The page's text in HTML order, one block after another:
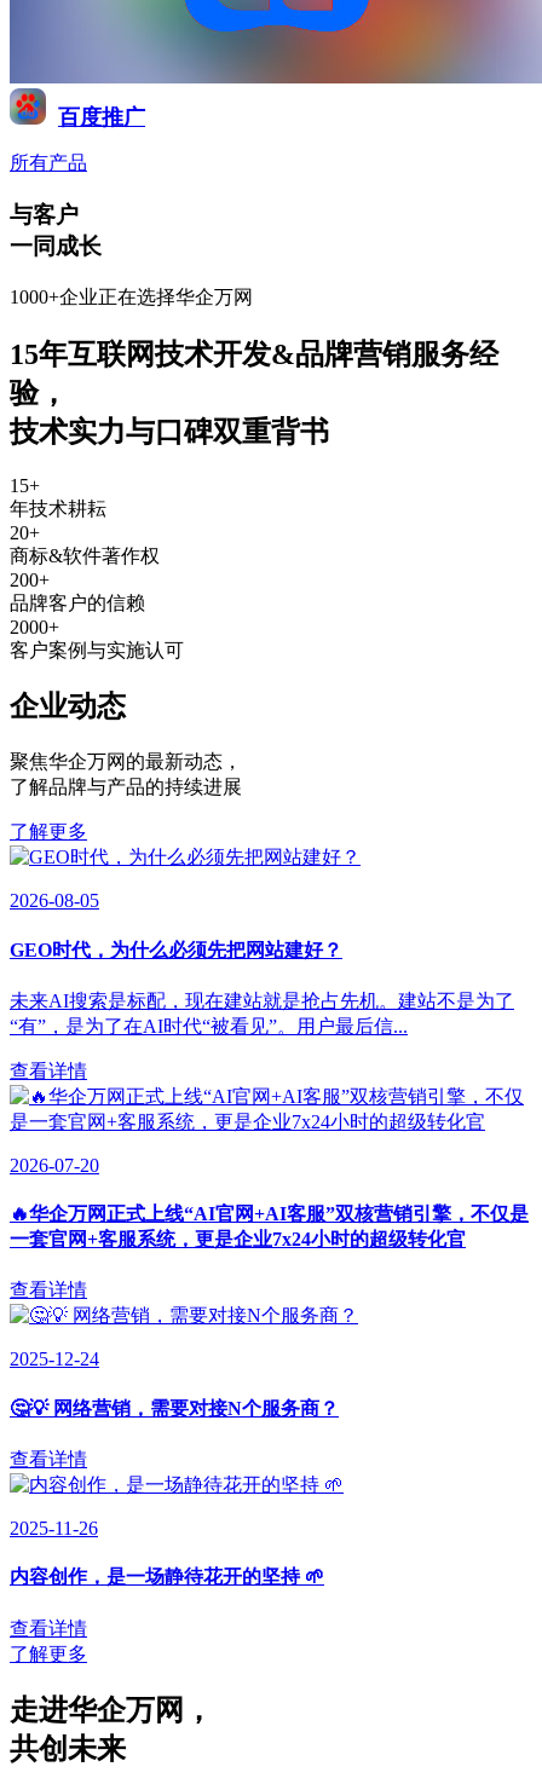
百度推广
所有产品
与客户
一同成长
1000+企业正在选择华企万网
15年互联网技术开发&品牌营销服务经
验，
技术实力与口碑双重背书
15+
年技术耕耘
20+
商标&软件著作权
200+
品牌客户的信赖
2000+
客户案例与实施认可
企业动态
聚焦华企万网的最新动态 ，
了解品牌与产品的持续进展
了解更多
2026-08-05
GEO时代，为什么必须先把网站建好？
未来AI搜索是标配，现在建站就是抢占先机。建站不是为了
“有”，是为了在AI时代“被看见”。用户最后信...
查看详情
2026-07-20
🔥华企万网正式上线“AI官网+AI客服”双核营销引擎，不仅是
一套官网+客服系统，更是企业7x24小时的超级转化官
查看详情
2025-12-24
🤔💡 网络营销，需要对接N个服务商？
查看详情
2025-11-26
内容创作，是一场静待花开的坚持 🌱
查看详情
了解更多
走进华企万网 ，
共创未来